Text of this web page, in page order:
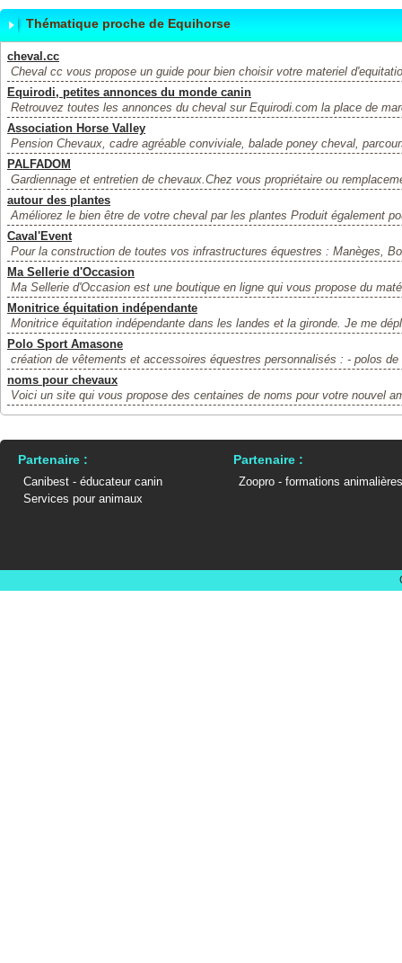
Thématique proche de Equihorse
cheval.cc
Cheval cc vous propose un guide pour bien choisir votre materiel
Equirodi, petites annonces du monde canin
Retrouvez toutes les annonces du cheval sur Equirodi.com la place de
Association Horse Valley
Pension Chevaux, cadre agréable conviviale, balade poney cheval,
PALFADOM
Gardiennage et entretien de chevaux.Chez vous propriétaire ou
autour des plantes
Améliorez le bien être de votre cheval par les plantes Produit également
Caval'Event
Pour la construction de toutes vos infrastructures équestres : Manèges,
Ma Sellerie d'Occasion
Ma Sellerie d'Occasion est une boutique en ligne qui vous propose du
Monitrice équitation indépendante
Monitrice équitation indépendante dans les landes et la gironde. Je me
Polo Sport Amasone
création de vêtements et accessoires équestres personnalisés : - polos
noms pour chevaux
Voici un site qui vous propose des centaines de noms pour votre nouvel
Partenaire :
Canibest - éducateur canin
Services pour animaux
Partenaire :
Zoopro - formations animalières